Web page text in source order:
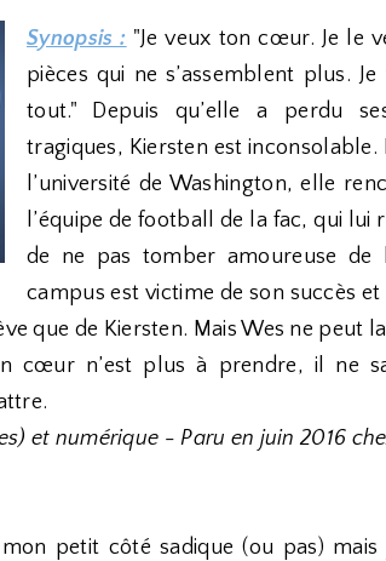
Synopsis : "Je veux ton cœur. Je le
pièces qui ne s’assemblent plus.
tout." Depuis qu’elle a perdu
tragiques, Kiersten est inconsolable.
l’université de Washington, elle
l’équipe de football de la fac, qui lui
de ne pas tomber amoureuse de
campus est victime de son succès
que de Kiersten. Mais Wes ne peut
cœur n’est plus à prendre, il ne
et numérique - Paru en juin 2016
petit côté sadique (ou pas)